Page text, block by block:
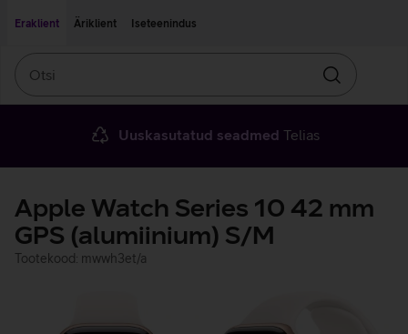
Eraklient
Äriklient Iseteenindus
Otsin
Uuskasutatud seadmed Telias
Apple Watch Series 10 42 mm
GPS (alumiinium) S/M
Tootekood: mwwh3et/a